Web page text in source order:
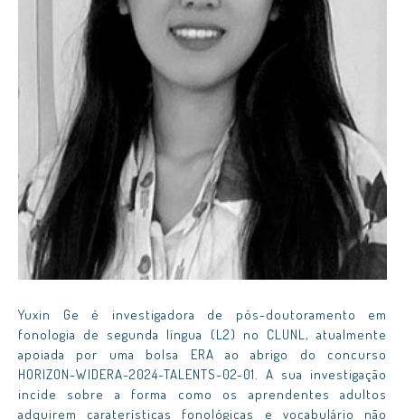
Yuxin Ge é investigadora de pós-doutoramento em
fonologia de segunda língua (L2) no CLUNL, atualmente
apoiada por uma bolsa ERA ao abrigo do concurso
HORIZON-WIDERA-2024-TALENTS-02-01. A sua investigação
incide sobre a forma como os aprendentes adultos
adquirem caraterísticas fonológicas e vocabulário não